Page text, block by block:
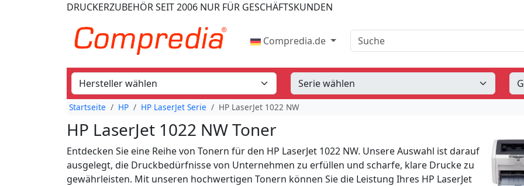
DRUCKERZUBEHÖRSEIT 2006 NUR FÜR GESCHÄFTSKUNDEN
Compredia.de Suche
Startseite HP HP LaserJet Serie HP LaserJet 1022 NW
HP LaserJet 1022 NW Toner
Entdecken Sie eine Reihe von Tonern für den HP LaserJet 1022 NW. Unsere Auswahl ist darauf
ausgelegt, die Druckbedürfnisse von Unternehmen zu erfüllen und scharfe, klare Drucke zu
gewährleisten. Mit unseren hochwertigen Tonern können Sie die Leistung Ihres HP LaserJet